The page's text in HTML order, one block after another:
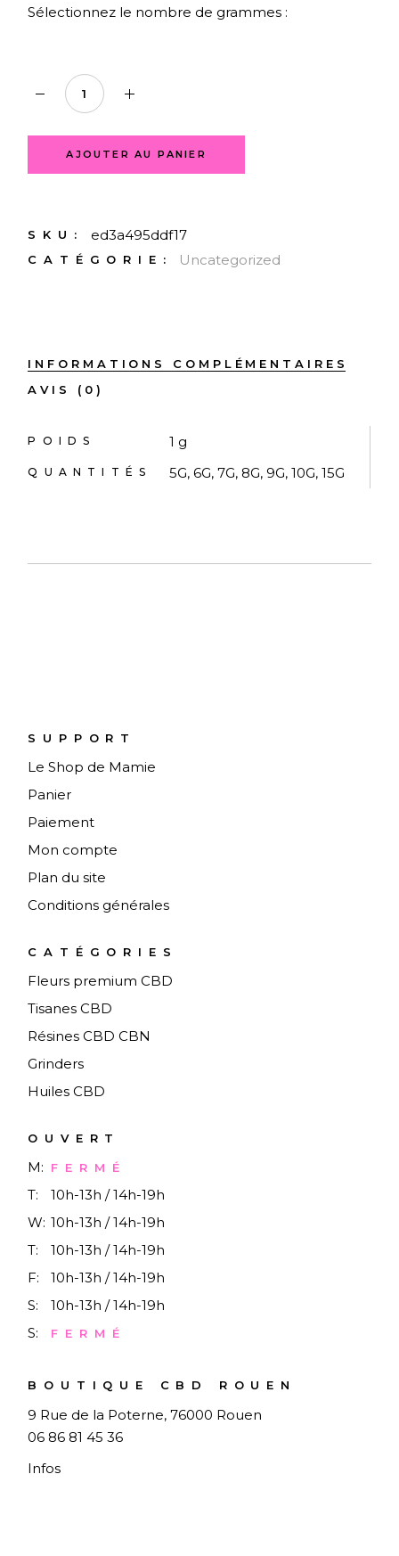
Sélectionnez le nombre de grammes :
Purple Haze quantity
AJOUTER AU PANIER
SKU: ed3a495ddf17
CATÉGORIE: Uncategorized
INFORMATIONS COMPLÉMENTAIRES
AVIS (0)
POIDS 1 g
QUANTITÉS 5G, 6G, 7G, 8G, 9G, 10G, 15G
SUPPORT
Le Shop de Mamie
Panier
Paiement
Mon compte
Plan du site
Conditions générales
CATÉGORIES
Fleurs premium CBD
Tisanes CBD
Résines CBD CBN
Grinders
Huiles CBD
OUVERT
M: FERMÉ
T:
10h-13h / 14h-19h
W: 10h-13h / 14h-19h
T:
10h-13h / 14h-19h
F:
10h-13h / 14h-19h
S:
10h-13h / 14h-19h
S:
FERMÉ
BOUTIQUE CBD ROUEN
9 Rue de la Poterne, 76000 Rouen
06 86 81 45 36
Infos